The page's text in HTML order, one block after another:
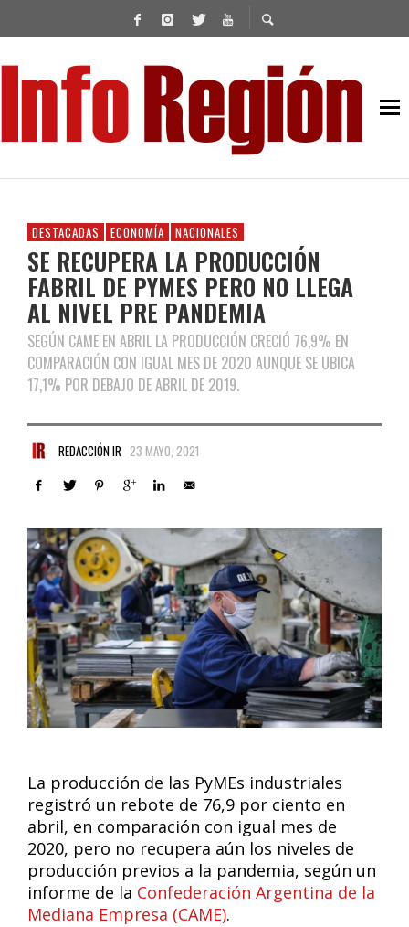
DESTACADAS ECONOMÍA NACIONALES
SE RECUPERA LA PRODUCCIÓN
FABRIL DE PYMES PERO NO LLEGA
AL NIVEL PRE PANDEMIA
SEGÚN CAME EN ABRIL LA PRODUCCIÓN CRECIÓ 76,9% EN
COMPARACIÓN CON IGUAL MES DE 2020 AUNQUE SE UBICA
17,1% POR DEBAJO DE ABRIL DE 2019.
REDACCIÓN IR 23 MAYO, 2021
La producción de las PyMEs industriales
registró un rebote de 76,9 por ciento en
abril, en comparación con igual mes de
2020, pero no recupera aún los niveles de
producción previos a la pandemia, según un
informe de la Confederación Argentina de la
Mediana Empresa (CAME).